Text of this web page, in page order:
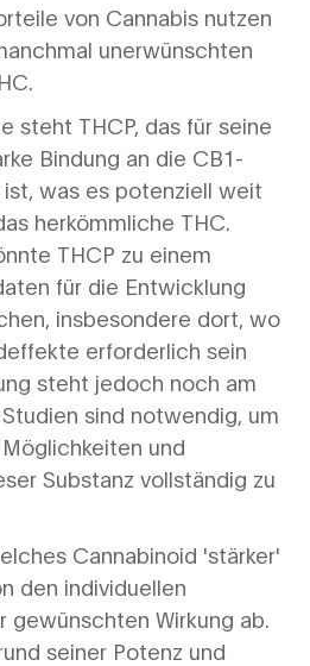
von Cannabis nutzen
unerwünschten
steht THCP, das für seine
Bindung an die CB1-
was es potenziell weit
herkömmliche THC.
THCP zu einem
für die Entwicklung
insbesondere dort, wo
erforderlich sein
steht jedoch noch am
sind notwendig, um
und
Substanz vollständig zu
Cannabinoid 'stärker'
den individuellen
gewünschten Wirkung ab.
seiner Potenz und